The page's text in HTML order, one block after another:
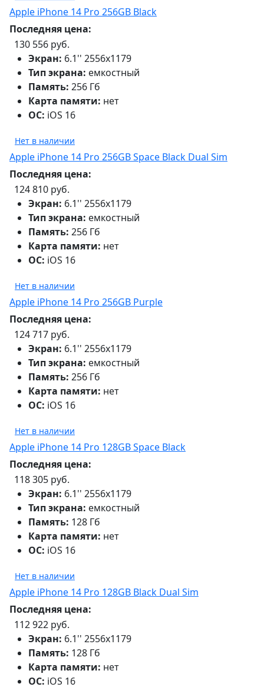
Apple iPhone 14 Pro 256GB Black
Последняя цена:
130 556 руб.
Экран: 6.1'' 2556x1179
Тип экрана: емкостный
Память: 256 Гб
Карта памяти: нет
ОС: iOS 16
Нет в наличии
Apple iPhone 14 Pro 256GB Space Black Dual Sim
Последняя цена:
124 810 руб.
Экран: 6.1'' 2556x1179
Тип экрана: емкостный
Память: 256 Гб
Карта памяти: нет
ОС: iOS 16
Нет в наличии
Apple iPhone 14 Pro 256GB Purple
Последняя цена:
124 717 руб.
Экран: 6.1'' 2556x1179
Тип экрана: емкостный
Память: 256 Гб
Карта памяти: нет
ОС: iOS 16
Нет в наличии
Apple iPhone 14 Pro 128GB Space Black
Последняя цена:
118 305 руб.
Экран: 6.1'' 2556x1179
Тип экрана: емкостный
Память: 128 Гб
Карта памяти: нет
ОС: iOS 16
Нет в наличии
Apple iPhone 14 Pro 128GB Black Dual Sim
Последняя цена:
112 922 руб.
Экран: 6.1'' 2556x1179
Память: 128 Гб
Карта памяти: нет
ОС: iOS 16